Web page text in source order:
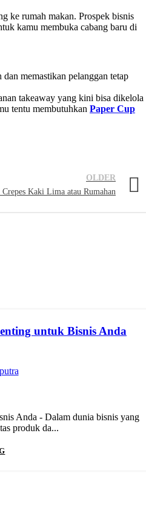
ke rumah makan. Prospek bisnis
kamu membuka cabang baru di
memastikan pelanggan tetap
takeaway yang kini bisa dikelola
tentu membutuhkan Paper Cup
OLDER
Crepes Kaki Lima atau Rumahan
untuk Bisnis Anda
Anda - Dalam dunia bisnis yang
produk da...